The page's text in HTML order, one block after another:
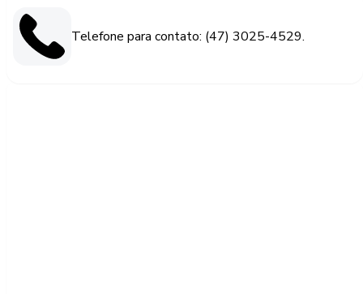
Telefone para contato: (47) 3025-4529.